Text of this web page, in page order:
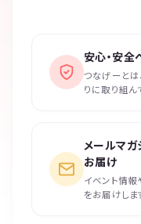
安心・安全
つなげーとは
りに取り組ん
メールマ
お届け
イベント情報
をお届けしま